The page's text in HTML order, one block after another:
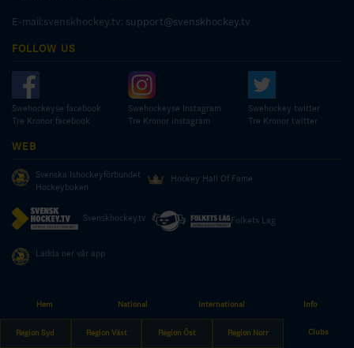
Hem National International Info
Region Syd Region Väst Region Öst Region Norr Clubs
E-mail:svenskhockey.tv: support@svenskhockey.tv
FOLLOW US
Swehockeyse facebook
Tre Kronor facebook
Swehockeyse Instagram
Tre Kronor instagram
Swehockey twitter
Tre Kronor twitter
WEB
Svenska Ishockeyförbundet
Hockeyboken
Hockey Hall Of Fame
Svenskhockey.tv Folkets Lag
Ladda ner vår app